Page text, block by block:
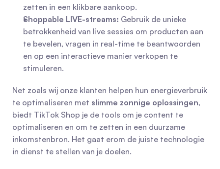
zetten in een klikbare aankoop.
Shoppable LIVE-streams: Gebruik de unieke
betrokkenheid van live sessies om producten aan
te bevelen, vragen in real-time te beantwoorden
en op een interactieve manier verkopen te
stimuleren.
Net zoals wij onze klanten helpen hun energieverbruik
te optimaliseren met slimme zonnige oplossingen,
biedt TikTok Shop je de tools om je content te
optimaliseren en om te zetten in een duurzame
inkomstenbron. Het gaat erom de juiste technologie
in dienst te stellen van je doelen.